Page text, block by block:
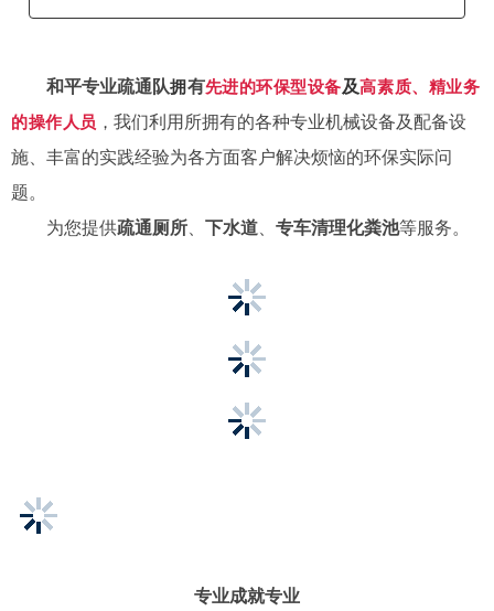
和平专业疏通队拥有先进的环保型设备及高素质、精业务
的操作人员 ，我们利用所拥有的各种专业机械设备及配备设
施、丰富的实践经验为各方面客户解决烦恼的环保实际问
题。
为您提供疏通厕所 下水道 专车清理化粪池等服务。
专业成就专业